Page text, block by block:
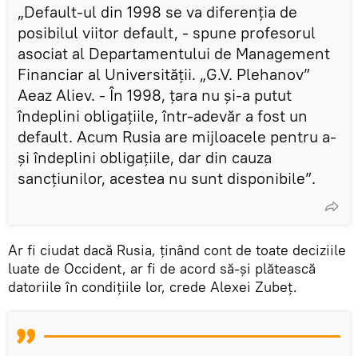
„Default-ul din 1998 se va diferenția de
posibilul viitor default, - spune profesorul
asociat al Departamentului de Management
Financiar al Universității. „G.V. Plehanov”
Aeaz Aliev. - În 1998, țara nu și-a putut
îndeplini obligațiile, într-adevăr a fost un
default. Acum Rusia are mijloacele pentru a-
și îndeplini obligațiile, dar din cauza
sancțiunilor, acestea nu sunt disponibile”.
Ar fi ciudat dacă Rusia, ținând cont de toate deciziile
luate de Occident, ar fi de acord să-și plătească
datoriile în condițiile lor, crede Alexei Zubeț.